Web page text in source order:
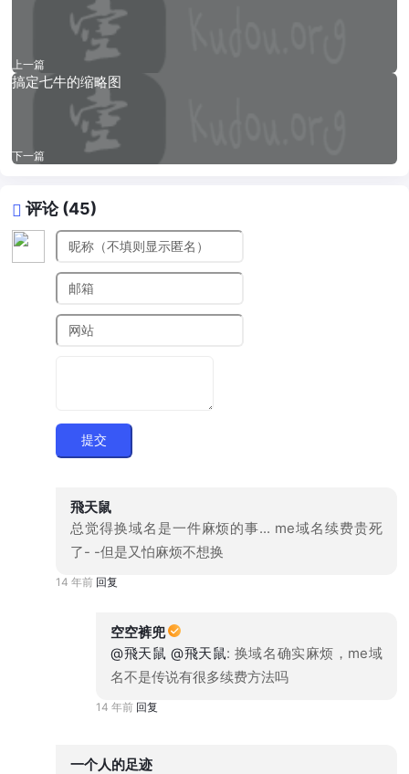
上一篇
搞定七牛的缩略图
下一篇
评论 (45)
提交
飛天鼠
总觉得换域名是一件麻烦的事... me域名续费贵死
了- -但是又怕麻烦不想换
14 年前 回复
空空裤兜
@飛天鼠 @飛天鼠: 换域名确实麻烦，me域
名不是传说有很多续费方法吗
14 年前 回复
一个人的足迹